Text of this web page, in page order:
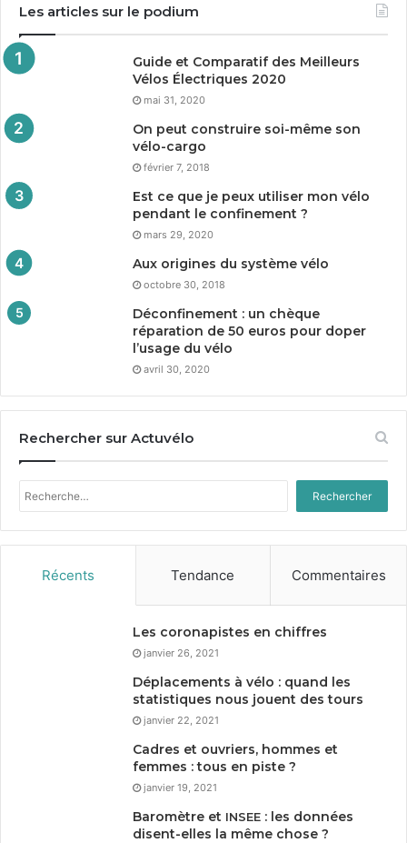
Les articles sur le podium
Guide et Comparatif des Meilleurs
Vélos Électriques 2020
mai 31, 2020
On peut construire soi-même son
vélo-cargo
février 7, 2018
Est ce que je peux utiliser mon vélo
pendant le confinement ?
mars 29, 2020
Aux origines du système vélo
octobre 30, 2018
Déconfinement : un chèque
réparation de 50 euros pour doper
l’usage du vélo
avril 30, 2020
Rechercher sur Actuvélo
Rechercher :
Récents Tendance Commentaires
Les coronapistes en chiffres
janvier 26, 2021
Déplacements à vélo : quand les
statistiques nous jouent des tours
janvier 22, 2021
Cadres et ouvriers, hommes et
femmes : tous en piste ?
janvier 19, 2021
Baromètre et INSEE : les données
disent-elles la même chose ?